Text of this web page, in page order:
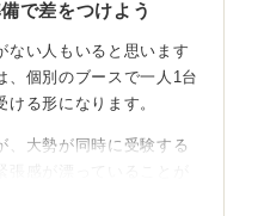
で差をつけよう
ない人もいると思います
、個別のブースで一人1台
る形になります。
、大勢が同時に受験する
感が漂っていることが